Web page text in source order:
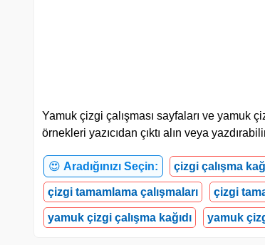
Yamuk çizgi çalışması sayfaları ve yamuk
örnekleri yazıcıdan çıktı alın veya
😍 Aradığınızı Seçin: çizgi çalışma
çizgi tamamlama çalışmaları çizgi
yamuk çizgi çalışma kağıdı yamuk